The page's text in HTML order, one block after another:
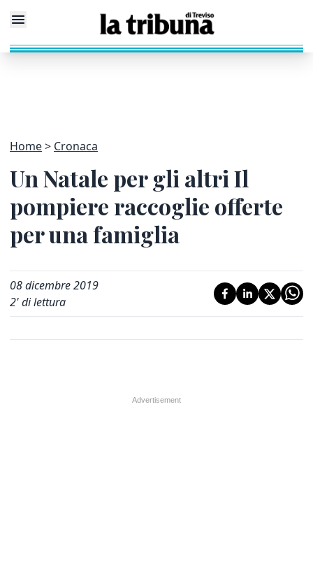
Home Cronaca
Un Natale per gli altri Il
pompiere raccoglie offerte
per una famiglia
08 dicembre 2019
2' di lettura